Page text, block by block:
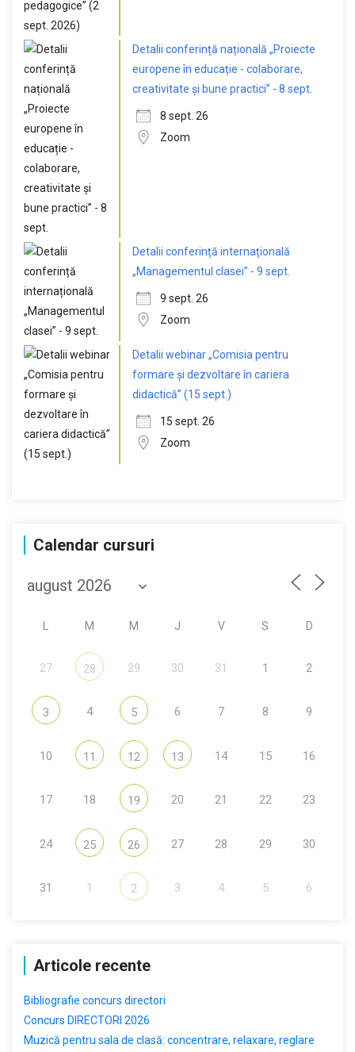
Detalii conferință națională „Proiecte
europene în educație - colaborare,
creativitate și bune practici” - 8 sept.
8 sept. 26
Zoom
Detalii conferință internațională
„Managementul clasei” - 9 sept.
9 sept. 26
Zoom
Detalii webinar „Comisia pentru
formare și dezvoltare în cariera
didactică” (15 sept.)
15 sept. 26
Zoom
Calendar cursuri
M M J V S D
27 28 29 30 31 1 2
3 4 5 6 7 8 9
10 11 12 13 14 15 16
17 18 19 20 21 22 23
24 25 26 27 28 29 30
31 1 2 3 4 5 6
Articole recente
Bibliografie concurs directori
Concurs DIRECTORI 2026
Muzică pentru sala de clasă: concentrare, relaxare, reglare